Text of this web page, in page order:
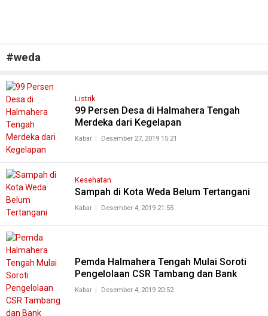
#weda
Listrik
99 Persen Desa di Halmahera Tengah
Merdeka dari Kegelapan
Kabar Desember 27, 2019 15:21
Kesehatan
Sampah di Kota Weda Belum Tertangani
Kabar Desember 4, 2019 21:55
Pemda Halmahera Tengah Mulai Soroti
Pengelolaan CSR Tambang dan Bank
Kabar Desember 4, 2019 20:52